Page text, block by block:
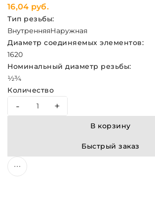
16,04 руб.
Тип резьбы:
ВнутренняяНаружная
Диаметр соединяемых элементов:
1620
Номинальный диаметр резьбы:
½¾
Количество
- +
В корзину
Быстрый заказ